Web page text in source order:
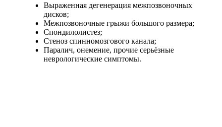
Выраженная дегенерация межпозвоночных
дисков;
Межпозвоночные грыжи большого размера;
Спондилолистез;
Стеноз спинномозгового канала;
Паралич, онемение, прочие серьёзные
неврологические симптомы.